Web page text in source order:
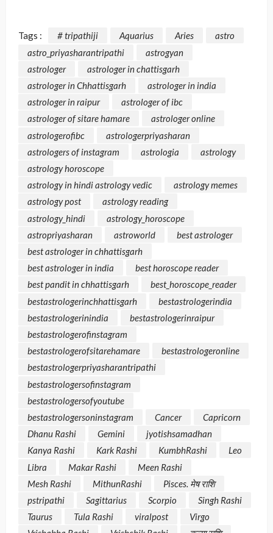
Tags : # tripathiji Aquarius Aries
astro
astro_priyasharantripathi
astrogyan
astrologer
astrologer in chattisgarh
astrologer in Chhattisgarh
astrologer in india
astrologer in raipur
astrologer of ibc
astrologer of sitare hamare
astrologer online
astrologerofibc
astrologerpriyasharan
astrologers of instagram
astrologia
astrology
astrology horoscope
astrology in hindi astrology vedic
astrology memes
astrology post
astrology reading
astrology_hindi
astrology_horoscope
astropriyasharan
astroworld
best astrologer
best astrologer in chhattisgarh
best astrologer in india
best horoscope reader
best pandit in chhattisgarh
best_horoscope_reader
bestastrologerinchhattisgarh
bestastrologerindia
bestastrologerinindia
bestastrologerinraipur
bestastrologerofinstagram
bestastrologerofsitarehamare
bestastrologeronline
bestastrologerpriyasharantripathi
bestastrologersofinstagram
bestastrologersofyoutube
bestastrologersoninstagram
Cancer
Capricorn
Dhanu Rashi
Gemini
jyotishsamadhan
Kanya Rashi
Kark Rashi KumbhRashi
Leo
Libra
Makar Rashi
Meen Rashi
Mesh Rashi
MithunRashi
Pisces. मेष राशि
pstripathi
Sagittarius Scorpio
Singh Rashi
Taurus
Tula Rashi viralpost
Virgo